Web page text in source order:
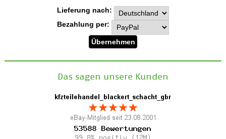
Lieferung nach:
Bezahlung per:
Das sagen unsere Kunden